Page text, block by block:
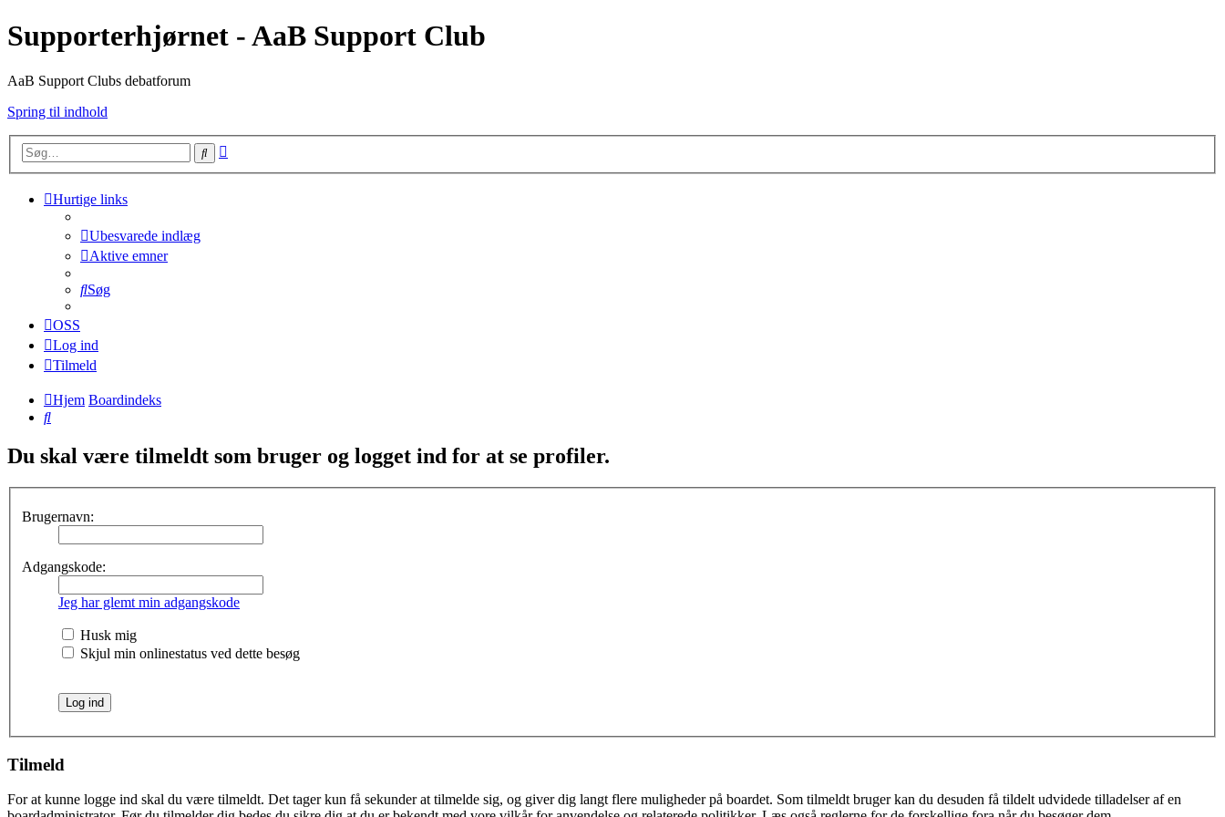
Supporterhjørnet - AaB Support Club
AaB Support Clubs debatforum
Spring til indhold
Søg
Hurtige links
Ubesvarede indlæg
Aktive emner
Søg
OSS
Log ind
Tilmeld
Hjem Boardindeks
Søg
Du skal være tilmeldt som bruger og logget ind for at se profiler.
Brugernavn:
Adgangskode:
Jeg har glemt min adgangskode
Husk mig
Skjul min onlinestatus ved dette besøg
Tilmeld
For at kunne logge ind skal du være tilmeldt. Det tager kun få sekunder at tilmelde sig, og giver dig langt flere muligheder på boardet. Som tilmeldt bruger kan du desuden få tildelt udvidede tilladelser af en